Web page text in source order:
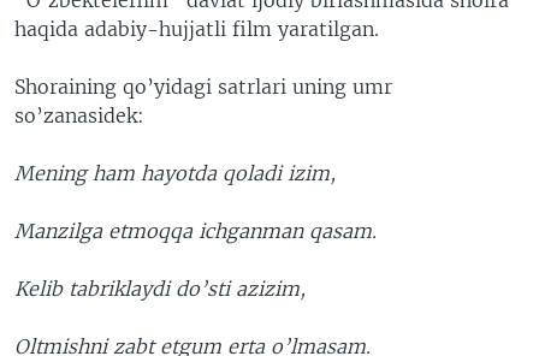
haqida adabiy-hujjatli film yaratilgan.
Shoraining qo’yidagi satrlari uning umr
so’zanasidek:
Mening ham hayotda qoladi izim,
Manzilga etmoqqa ichganman qasam.
Kelib tabriklaydi do’sti azizim,
Oltmishni zabt etgum erta o’lmasam.